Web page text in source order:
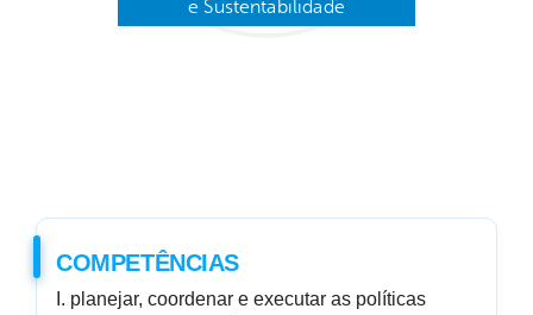
e Sustentabilidade
COMPETÊNCIAS
I. planejar, coordenar e executar as políticas